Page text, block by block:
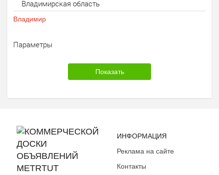
Владимирская область
Владимир
Параметры
ИНФОРМАЦИЯ
Реклама на сайте
Контакты